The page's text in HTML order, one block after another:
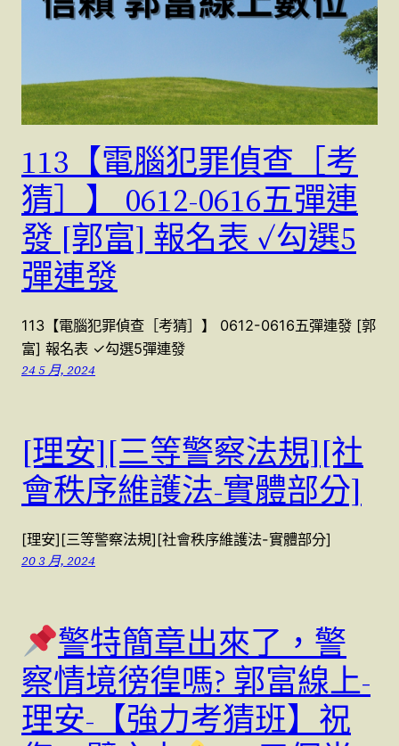
113【電腦犯罪偵查［考
猜］】 0612-0616五彈連
發 [郭富] 報名表 ✓勾選5
彈連發
113【電腦犯罪偵查［考猜］】 0612-0616五彈連發 [郭
富] 報名表 ✓勾選5彈連發
24 5 月, 2024
[理安][三等警察法規][社
會秩序維護法-實體部分]
[理安][三等警察法規][社會秩序維護法-實體部分]
20 3 月, 2024
警特簡章出來了，警
察情境徬徨嗎? 郭富線上-
理安-【強力考猜班】祝